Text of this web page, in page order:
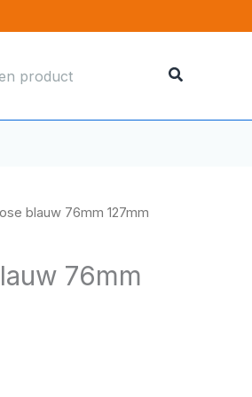
blauw 76mm 127mm
76mm